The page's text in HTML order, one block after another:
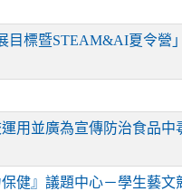
標暨STEAM&AI夏令營
用並廣為宣傳防治食品中
健』議題中心－學生藝文